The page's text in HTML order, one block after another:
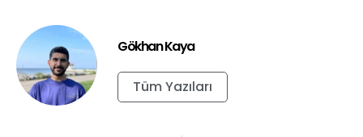
Gökhan Kaya
Tüm Yazıları